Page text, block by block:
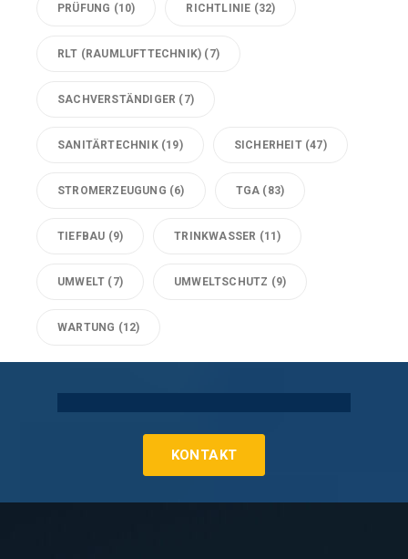
PRÜFUNG (10) RICHTLINIE (32)
RLT (RAUMLUFTTECHNIK) (7)
SACHVERSTÄNDIGER (7)
SANITÄRTECHNIK(19) SICHERHEIT(47)
STROMERZEUGUNG (6) TGA (83)
TIEFBAU (9) TRINKWASSER (11)
UMWELT (7) UMWELTSCHUTZ (9)
WARTUNG (12)
KONTAKT